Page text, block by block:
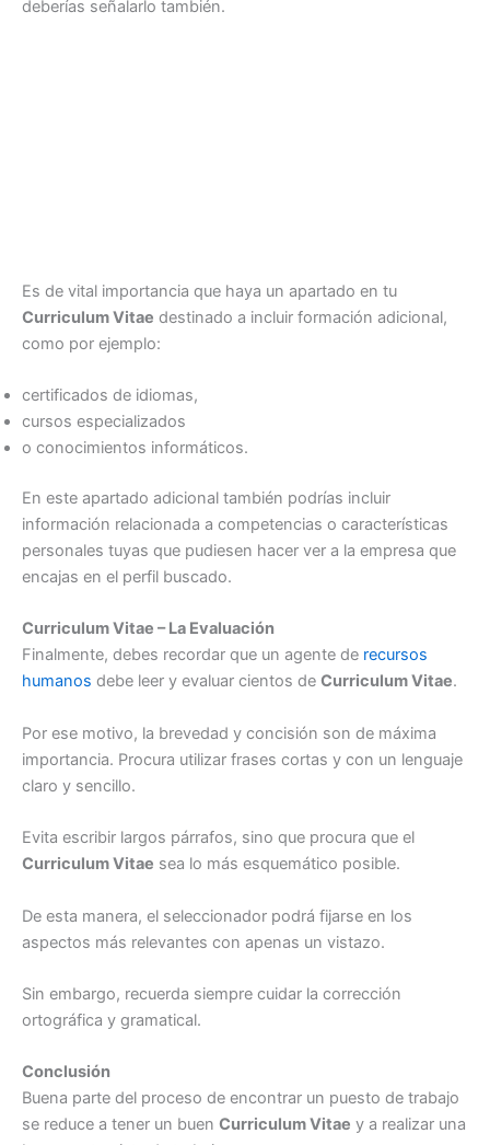
deberías señalarlo también.
Es de vital importancia que haya un apartado en tu
Curriculum Vitae destinado a incluir formación adicional,
como por ejemplo:
certificados de idiomas,
cursos especializados
o conocimientos informáticos.
En este apartado adicional también podrías incluir
información relacionada a competencias o características
personales tuyas que pudiesen hacer ver a la empresa que
encajas en el perfil buscado.
Curriculum Vitae – La Evaluación
Finalmente, debes recordar que un agente de recursos
humanos debe leer y evaluar cientos de Curriculum Vitae.
Por ese motivo, la brevedad y concisión son de máxima
importancia. Procura utilizar frases cortas y con un lenguaje
claro y sencillo.
Evita escribir largos párrafos, sino que procura que el
Curriculum Vitae sea lo más esquemático posible.
De esta manera, el seleccionador podrá fijarse en los
aspectos más relevantes con apenas un vistazo.
Sin embargo, recuerda siempre cuidar la corrección
ortográfica y gramatical.
Conclusión
Buena parte del proceso de encontrar un puesto de trabajo
se reduce a tener un buen Curriculum Vitae y a realizar una